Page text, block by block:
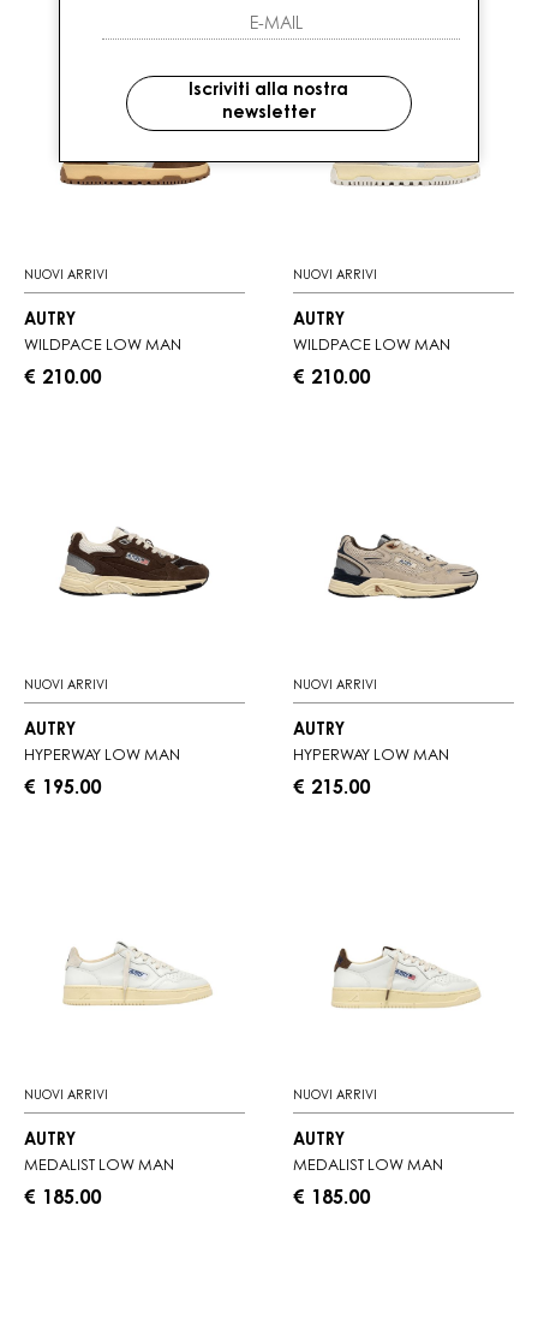
NUOVI ARRIVI
AUTRY
WILDPACE LOW MAN
€ 210.00
NUOVI ARRIVI
AUTRY
WILDPACE LOW MAN
€ 210.00
NUOVI ARRIVI
AUTRY
HYPERWAY LOW MAN
€ 195.00
NUOVI ARRIVI
AUTRY
HYPERWAY LOW MAN
€ 215.00
NUOVI ARRIVI
AUTRY
MEDALIST LOW MAN
€ 185.00
NUOVI ARRIVI
AUTRY
MEDALIST LOW MAN
€ 185.00
Iscriviti alla nostra
newsletter